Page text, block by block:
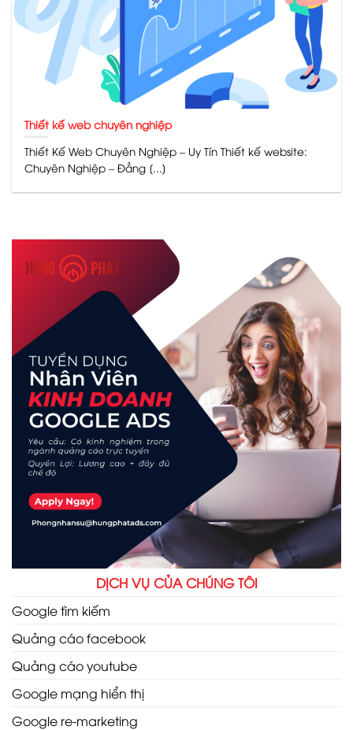
Thiết kế web chuyên nghiệp
Thiết Kế Web Chuyên Nghiệp – Uy Tín Thiết kế website:
Chuyên Nghiệp – Đẳng [...]
DỊCH VỤ CỦA CHÚNG TÔI
Google tìm kiếm
Quảng cáo facebook
Quảng cáo youtube
Google mạng hiển thị
Google re-marketing